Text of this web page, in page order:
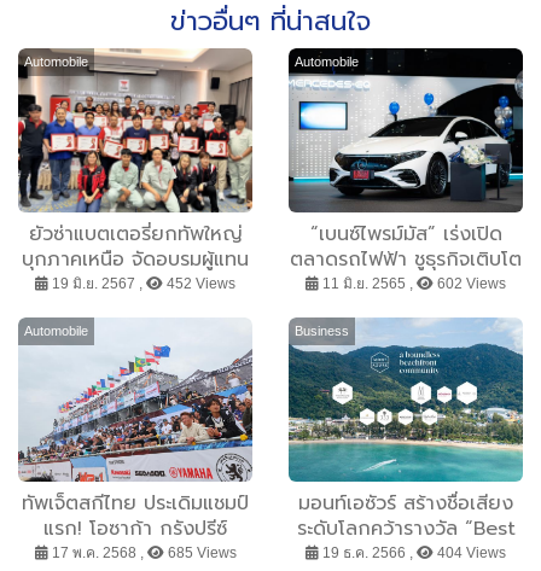
ข่าวอื่นๆ ที่น่าสนใจ
Automobile
ยัวซ่าแบตเตอรี่ยกทัพใหญ่
บุกภาคเหนือ จัดอบรมผู้แทน
จำหน่าย ครั้งที่ 1 ประจำปี
2024
19 มิ.ย. 2567 , 452 Views
Automobile
“เบนซ์ไพรม์มัส” เร่งเปิด
ตลาดรถไฟฟ้า ชูธุรกิจเติบโต
ควบคู่รักษาสิ่งแวดล้อม
ประเดิมมอบ The new EQS
รายแรก แก่ผู้บริหาร ธนบุรี
เฮลท์แคร์ กรุ๊ป
11 มิ.ย. 2565 , 602 Views
Automobile
ทัพเจ็ตสกีไทย ประเดิมแชมป์
แรก! โอซาก้า กรังปรีซ์
2025!
17 พ.ค. 2568 , 685 Views
Business
มอนท์เอซัวร์ สร้างชื่อเสียง
ระดับโลกคว้ารางวัล “Best
Mix Used Developer”
19 ธ.ค. 2566 , 404 Views